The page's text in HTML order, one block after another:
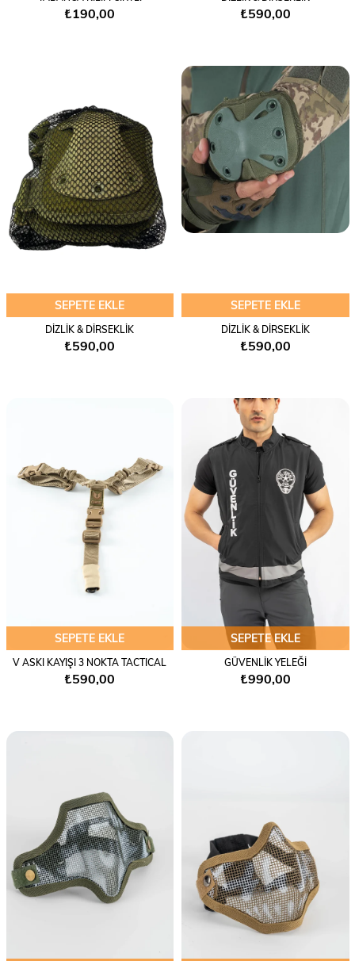
₺190,00 ₺590,00
SEPETE EKLE
DİZLİK & DİRSEKLİK
₺590,00
SEPETE EKLE
DİZLİK & DİRSEKLİK
₺590,00
SEPETE EKLE
V ASKI KAYIŞI 3 NOKTA TACTICAL
₺590,00
SEPETE EKLE
GÜVENLİK YELEĞİ
₺990,00